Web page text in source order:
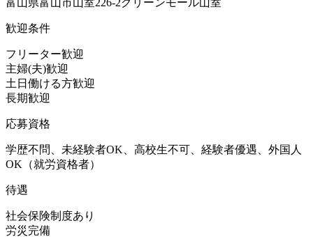
歓迎条件
フリーター歓迎
主婦(夫)歓迎
土日働ける方歓迎
長期歓迎
応募資格
学歴不問、未経験者OK、高校生不可、経験者優遇、外国人
OK（就労資格者）
待遇
社会保険制度あり
労災完備